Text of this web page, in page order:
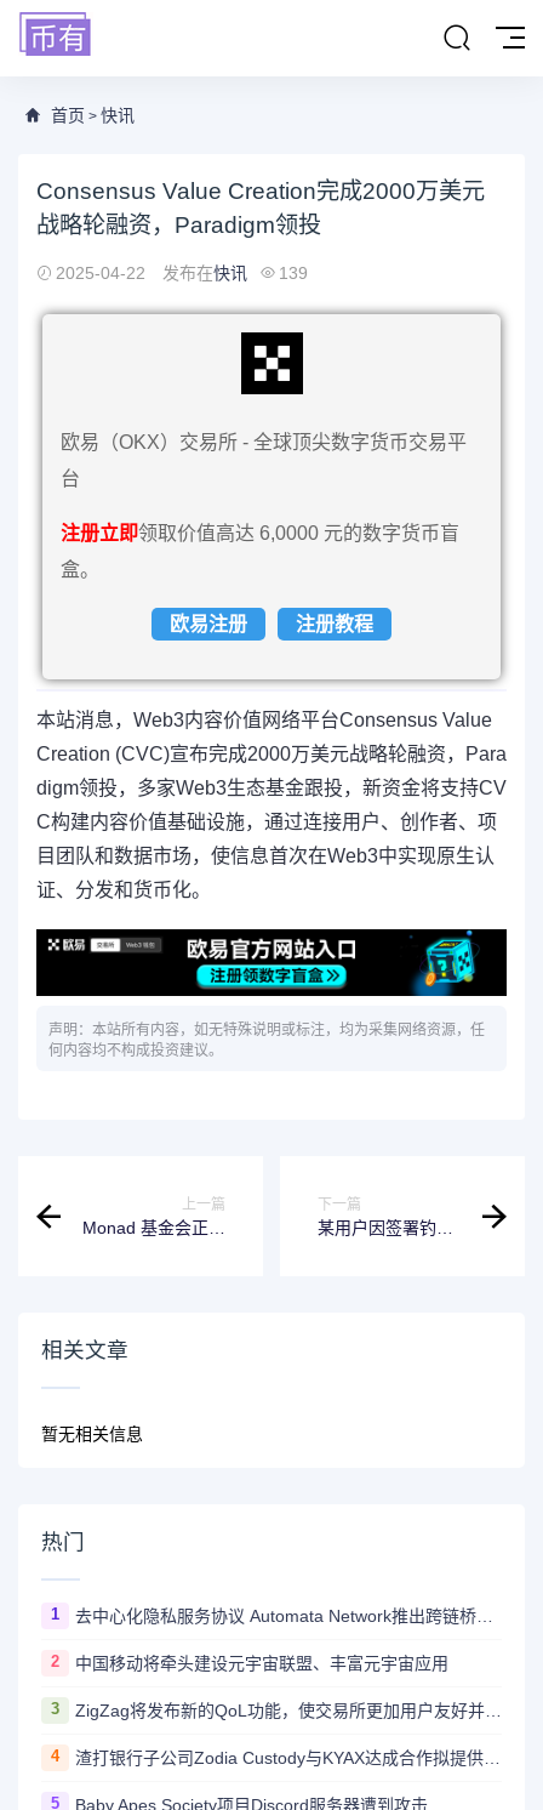
首页 > 快讯
Consensus Value Creation完成2000万美元
战略轮融资，Paradigm领投
2025-04-22 发布在快讯 139
欧易（OKX）交易所 - 全球顶尖数字货币交易平
台
注册立即领取价值高达 6,0000 元的数字货币盲
盒。
欧易注册 注册教程
本站消息，Web3内容价值网络平台Consensus Value
Creation (CVC)宣布完成2000万美元战略轮融资，Para
digm领投，多家Web3生态基金跟投，新资金将支持CV
C构建内容价值基础设施，通过连接用户、创作者、项
目团队和数据市场，使信息首次在Web3中实现原生认
证、分发和货币化。
声明：本站所有内容，如无特殊说明或标注，均为采集网络资源，任
何内容均不构成投资建议。
上一篇
Monad 基金会正招
下一篇
某用户因签署钓鱼
相关文章
暂无相关信息
热门
1 去中心化隐私服务协议 Automata Network推出跨链桥Carrier
2 中国移动将牵头建设元宇宙联盟、丰富元宇宙应用
3 ZigZag将发布新的QoL功能，使交易所更加用户友好并与CEX竞争
4 渣打银行子公司Zodia Custody与KYAX达成合作拟提供基于审计、业务和监管报告的加密托管服务
5 Baby Apes Society项目Discord服务器遭到攻击